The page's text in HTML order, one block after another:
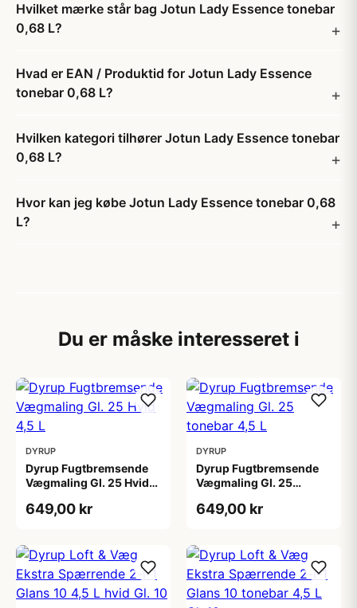
Hvilket mærke står bag Jotun Lady Essence tonebar
0,68 L?
Hvad er EAN / Produktid for Jotun Lady Essence
tonebar 0,68 L?
Hvilken kategori tilhører Jotun Lady Essence tonebar
0,68 L?
Hvor kan jeg købe Jotun Lady Essence tonebar 0,68
L?
Du er måske interesseret i
DYRUP
Dyrup Fugtbremsende
Vægmaling Gl. 25 Hvid
649,00 kr
DYRUP
Dyrup Fugtbremsende
Vægmaling Gl. 25
649,00 kr